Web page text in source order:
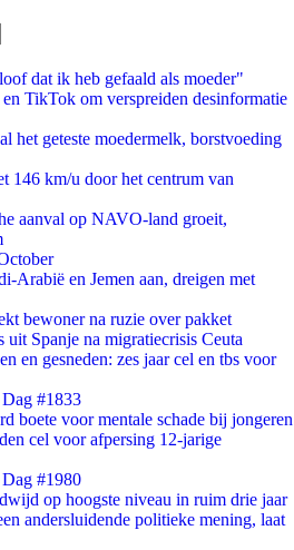
dat ik heb gefaald als moeder"
TikTok om verspreiden desinformatie
het geteste moedermelk, borstvoeding
146 km/u door het centrum van
aanval op NAVO-land groeit,
Arabië en Jemen aan, dreigen met
bewoner na ruzie over pakket
uit Spanje na migratiecrisis Ceuta
en gesneden: zes jaar cel en tbs voor
#1833
boete voor mentale schade bij jongeren
cel voor afpersing 12-jarige
#1980
op hoogste niveau in ruim drie jaar
andersluidende politieke mening, laat